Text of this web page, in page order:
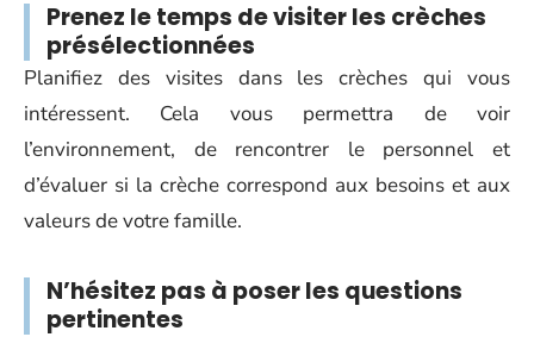
Prenez le temps de visiter les crèches
présélectionnées
Planifiez des visites dans les crèches qui vous
intéressent. Cela vous permettra de voir
l’environnement, de rencontrer le personnel et
d’évaluer si la crèche correspond aux besoins et aux
valeurs de votre famille.
N’hésitez pas à poser les questions
pertinentes